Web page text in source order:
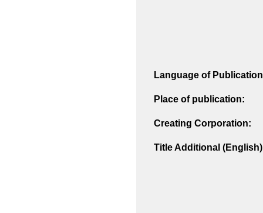
Language of
Place of publication:
Creating Corporation:
Title Additional